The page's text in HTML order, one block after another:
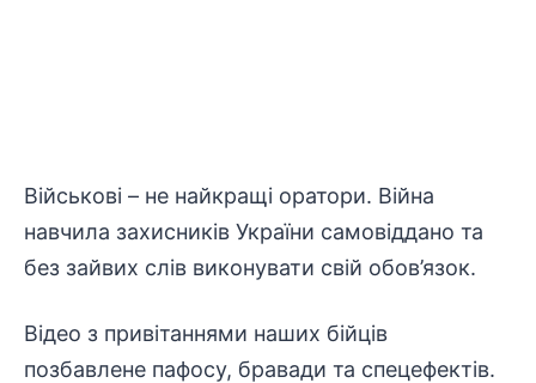
Військові – не найкращі оратори. Війна
навчила захисників України самовіддано та
без зайвих слів виконувати свій обов’язок.
Відео з привітаннями наших бійців
позбавлене пафосу, бравади та спецефектів.